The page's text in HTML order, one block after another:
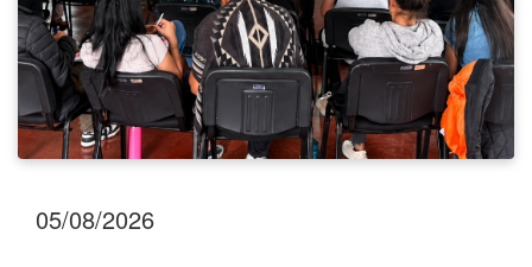
INA
Los
Santos
05/08/2026